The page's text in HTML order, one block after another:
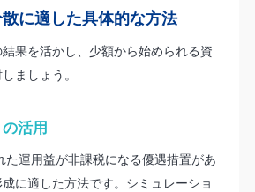
に適した具体的な方法
果を活かし、少額から始められる資
ましょう。
活用
た運用益が非課税になる優遇措置があ
に適した方法です。シミュレーショ